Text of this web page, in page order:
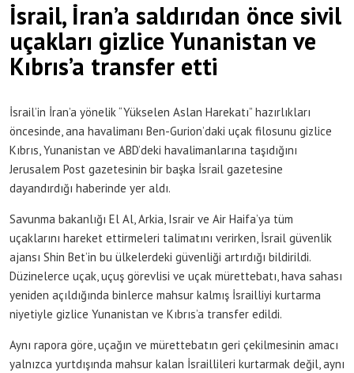
İsrail, İran’a saldırıdan önce sivil
uçakları gizlice Yunanistan ve
Kıbrıs’a transfer etti
İsrail’in İran’a yönelik “Yükselen Aslan Harekatı” hazırlıkları
öncesinde, ana havalimanı Ben-Gurion’daki uçak filosunu gizlice
Kıbrıs, Yunanistan ve ABD’deki havalimanlarına taşıdığını
Jerusalem Post gazetesinin bir başka İsrail gazetesine
dayandırdığı haberinde yer aldı.
Savunma bakanlığı El Al, Arkia, Israir ve Air Haifa’ya tüm
uçaklarını hareket ettirmeleri talimatını verirken, İsrail güvenlik
ajansı Shin Bet’in bu ülkelerdeki güvenliği artırdığı bildirildi.
Düzinelerce uçak, uçuş görevlisi ve uçak mürettebatı, hava sahası
yeniden açıldığında binlerce mahsur kalmış İsrailliyi kurtarma
niyetiyle gizlice Yunanistan ve Kıbrıs’a transfer edildi.
Aynı rapora göre, uçağın ve mürettebatın geri çekilmesinin amacı
yalnızca yurtdışında mahsur kalan İsraillileri kurtarmak değil, aynı